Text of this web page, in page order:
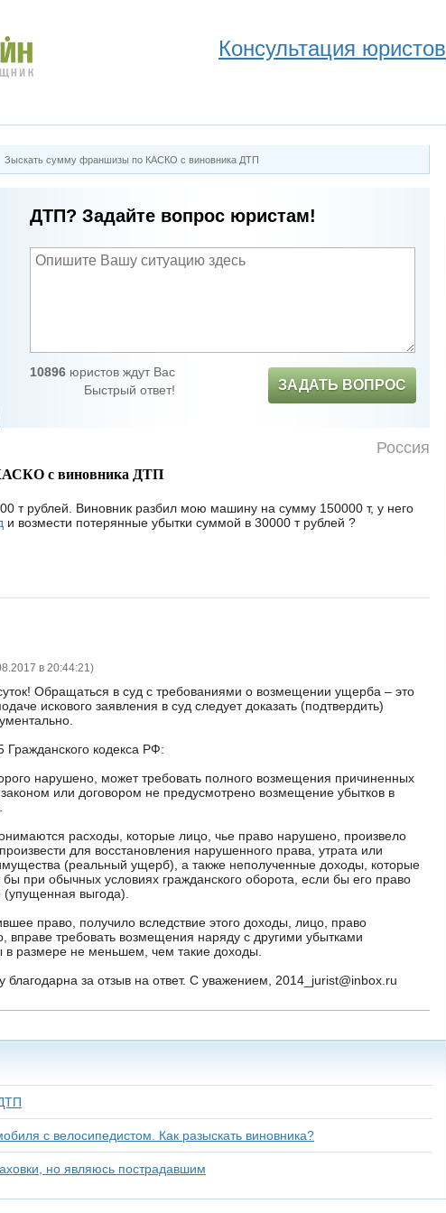
Консультация юристов
Зыскать сумму франшизы по КАСКО с виновника ДТП
ДТП? Задайте вопрос юристам!
10896 юристов ждут Вас
Быстрый ответ!
ЗАДАТЬ ВОПРОС
Россия
с виновника ДТП
т рублей. Виновник разбил мою машину на сумму 150000 т, у него
и возмести потерянные убытки суммой в 30000 т рублей ?
в 20:44:21)
Обращаться в суд с требованиями о возмещении ущерба – это
искового заявления в суд следует доказать (подтвердить)
Гражданского кодекса РФ:
нарушено, может требовать полного возмещения причиненных
или договором не предусмотрено возмещение убытков в
расходы, которые лицо, чье право нарушено, произвело
для восстановления нарушенного права, утрата или
(реальный ущерб), а также неполученные доходы, которые
при обычных условиях гражданского оборота, если бы его право
выгода).
право, получило вследствие этого доходы, лицо, право
вправе требовать возмещения наряду с другими убытками
размере не меньшем, чем такие доходы.
за отзыв на ответ. С уважением, 2014_jurist@inbox.ru
с велосипедистом. Как разыскать виновника?
но являюсь пострадавшим